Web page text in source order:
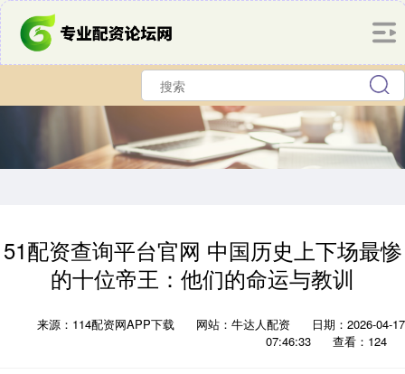
51配资查询平台官网 中国历史上下场最惨
的十位帝王：他们的命运与教训
来源：114配资网APP下载 网站：牛达人配资
日期：2026-04-17
07:46:33
查看：124